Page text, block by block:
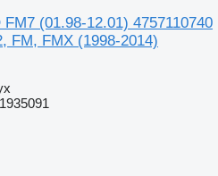
(01.98-12.01) 4757110740
FM, FMX (1998-2014)